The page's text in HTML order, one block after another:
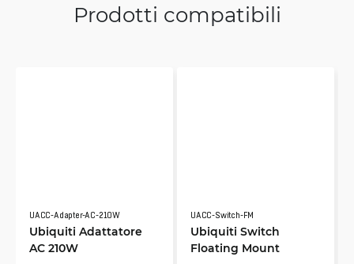
Prodotti compatibili
UACC-Adapter-AC-210W
Ubiquiti Adattatore
AC 210W
UACC-Switch-FM
Ubiquiti Switch
Floating Mount